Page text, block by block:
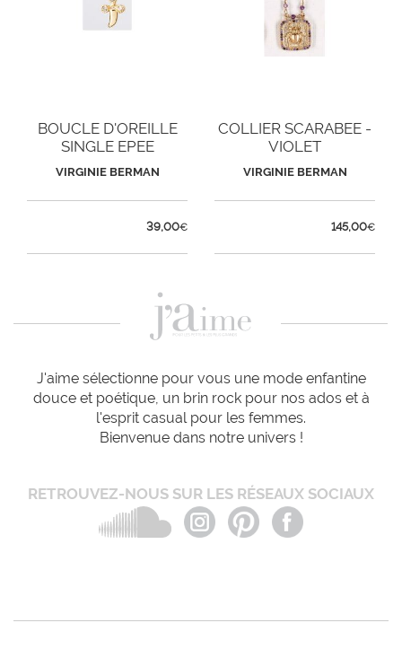
BOUCLE D'OREILLE
SINGLE EPEE
VIRGINIE BERMAN
39,00€
COLLIER SCARABEE -
VIOLET
VIRGINIE BERMAN
145,00€
J'aime sélectionne pour vous une mode enfantine
douce et poétique, un brin rock pour nos ados et à
l'esprit casual pour les femmes.
Bienvenue dans notre univers !
RETROUVEZ-NOUS SUR LES RÉSEAUX SOCIAUX